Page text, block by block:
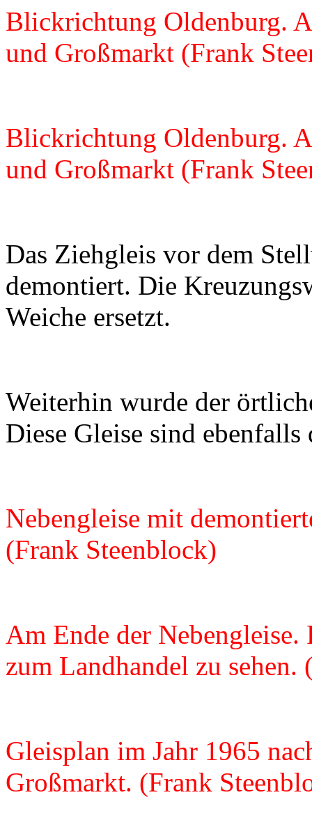
Blickrichtung Oldenburg.
und Großmarkt (Frank
Blickrichtung Oldenburg.
und Großmarkt (Frank
Das Ziehgleis vor dem
demontiert. Die
Weiche ersetzt.
Weiterhin wurde der
Diese Gleise sind
Nebengleise mit
(Frank Steenblock)
Am Ende der Nebengleise.
zum Landhandel zu sehen.
Gleisplan im Jahr 1965
Großmarkt. (Frank